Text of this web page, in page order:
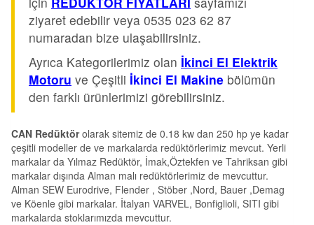
ziyaret edebilir veya 0535 023 62 87
numaradan bize ulaşabilirsiniz.
Ayrıca Kategorilerimiz olan İkinci El Elektrik
Motoru ve Çeşitli İkinci El Makine bölümün
den farklı ürünlerimizi görebilirsiniz.
CAN Redüktörolarak sitemiz de 0.18 kw dan 250 hp ye kadar
çeşitli modeller de ve markalarda redüktörlerimiz mevcut. Yerli
markalar da Yılmaz Redüktör, İmak,Öztekfen ve Tahriksan gibi
markalar dışında Alman malı redüktörlerimiz de mevcuttur.
Alman SEW Eurodrive, Flender , Stöber ,Nord, Bauer ,Demag
ve Köenle gibi markalar. İtalyan VARVEL, Bonfiglioli, SITI gibi
markalarda stoklarımızda mevcuttur.